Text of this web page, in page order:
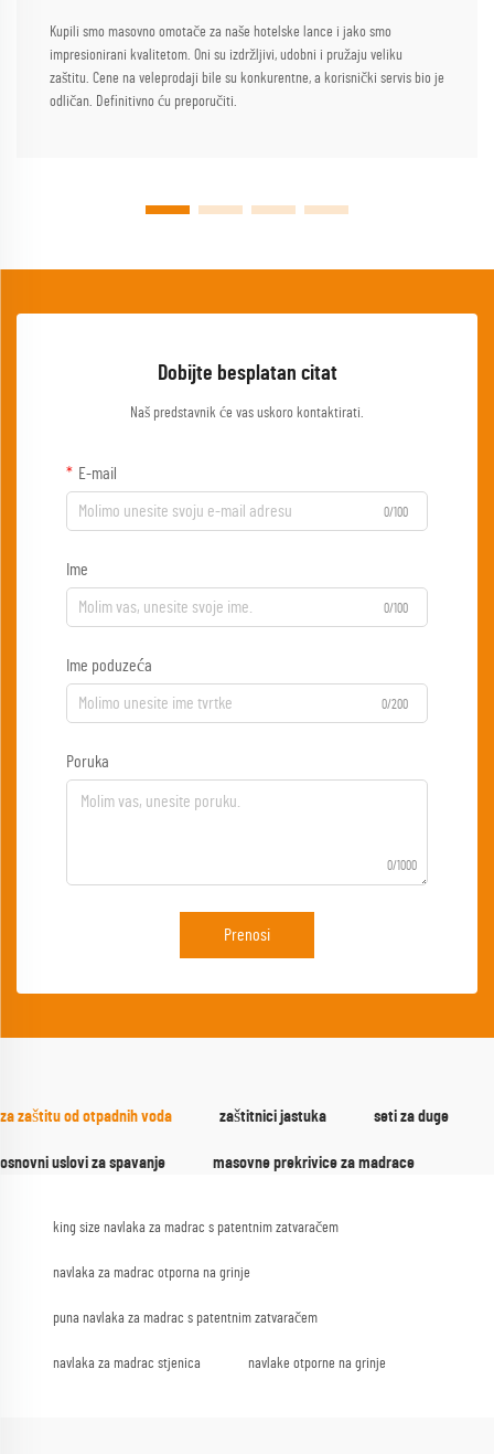
Kupili smo masovno omotače za naše hotelske lance i jako smo
impresionirani kvalitetom. Oni su izdržljivi, udobni i pružaju veliku
zaštitu. Cene na veleprodaji bile su konkurentne, a korisnički servis bio je
odličan. Definitivno ću preporučiti.
Dobijte besplatan citat
Naš predstavnik će vas uskoro kontaktirati.
E-mail
0/100
Ime
0/100
Ime poduzeća
0/200
Poruka
0/1000
Prenosi
za zaštitu od otpadnih voda zaštitnici jastuka seti za duge
osnovni uslovi za spavanje masovne prekrivice za madrace
king size navlaka za madrac s patentnim zatvaračem
navlaka za madrac otporna na grinje
puna navlaka za madrac s patentnim zatvaračem
navlaka za madrac stjenica navlake otporne na grinje